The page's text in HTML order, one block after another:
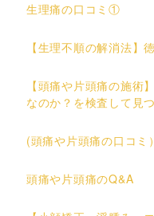
生理痛の口コミ①
【生理不順の解消法】
【頭痛や片頭痛の施術
なのか？を検査して見
(頭痛や片頭痛の口コ
頭痛や片頭痛のQ&A